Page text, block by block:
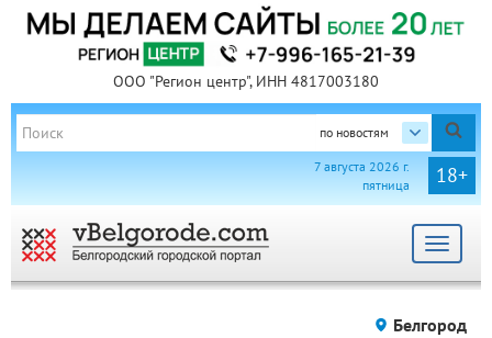
ООО "Регион центр", ИНН 4817003180
по новостям
18+
7 августа 2026 г.
пятница
Toggle
Белгород